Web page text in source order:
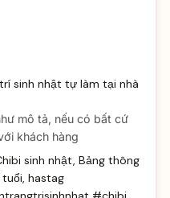
sinh nhật tự làm tại nhà
mô tả, nếu có bất cứ
khách hàng
sinh nhật, Bảng thông
hastag